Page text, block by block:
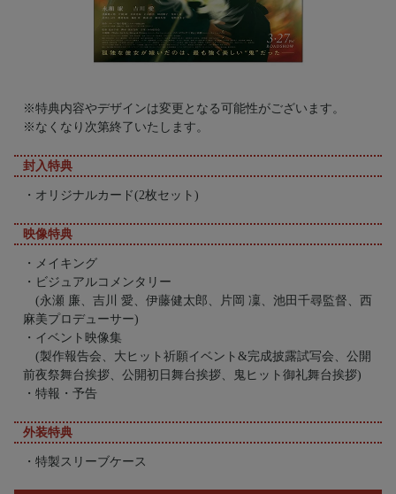
※特典内容やデザインは変更となる可能性がございます。
※なくなり次第終了いたします。
封入特典
・オリジナルカード(2枚セット)
映像特典
・メイキング
・ビジュアルコメンタリー
(永瀬 廉、吉川 愛、伊藤健太郎、片岡 凜、池田千尋監督、西
麻美プロデューサー)
・イベント映像集
(製作報告会、大ヒット祈願イベント&完成披露試写会、公開
前夜祭舞台挨拶、公開初日舞台挨拶、鬼ヒット御礼舞台挨拶)
・特報・予告
外装特典
・特製スリーブケース